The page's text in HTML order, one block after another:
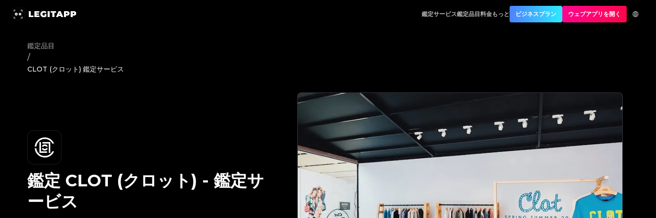
鑑定サービス鑑定品目料金もっと ビジネスプラン ウェブアプリを開く
鑑定品目
/
CLOT (クロット) 鑑定サービス
鑑定 CLOT (クロット) - 鑑定サ
ービス